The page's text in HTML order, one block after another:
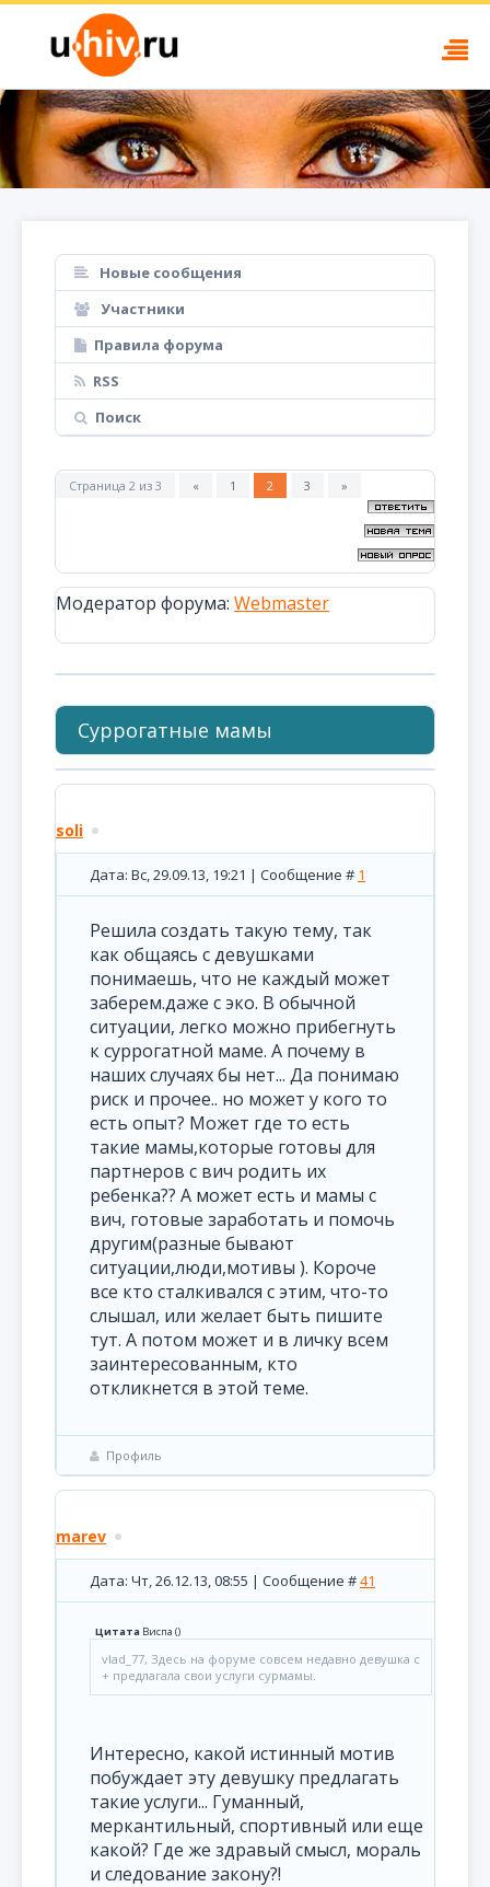
Новые сообщения
Участники
Правила форума
RSS
Поиск
Страница 2 из 3 « 1 2 3 »
Модератор форума: Webmaster
Суррогатные мамы
soli
Дата: Вс, 29.09.13, 19:21 | Сообщение # 1
Решила создать такую тему, так
как общаясь с девушками
понимаешь, что не каждый может
заберем.даже с эко. В обычной
ситуации, легко можно прибегнуть
к суррогатной маме. А почему в
наших случаях бы нет... Да понимаю
риск и прочее.. но может у кого то
есть опыт? Может где то есть
такие мамы,которые готовы для
партнеров с вич родить их
ребенка?? А может есть и мамы с
вич, готовые заработать и помочь
другим(разные бывают
ситуации,люди,мотивы ). Короче
все кто сталкивался с этим, что-то
слышал, или желает быть пишите
тут. А потом может и в личку всем
заинтересованным, кто
откликнется в этой теме.
Профиль
marev
Дата: Чт, 26.12.13, 08:55 | Сообщение #41
Цитата Виспа ()
vlad_77, Здесь на форуме совсем недавно девушка с
+ предлагала свои услуги сурмамы.
Интересно, какой истинный мотив
побуждает эту девушку предлагать
такие услуги... Гуманный,
меркантильный, спортивный или еще
какой? Где же здравый смысл, мораль
и следование закону?!